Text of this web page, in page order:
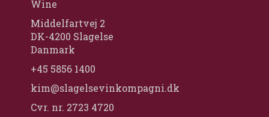
Wine
Middelfartvej 2
DK-4200 Slagelse
Danmark
+45 5856 1400
kim@slagelsevinkompagni.dk
Cvr. nr. 2723 4720